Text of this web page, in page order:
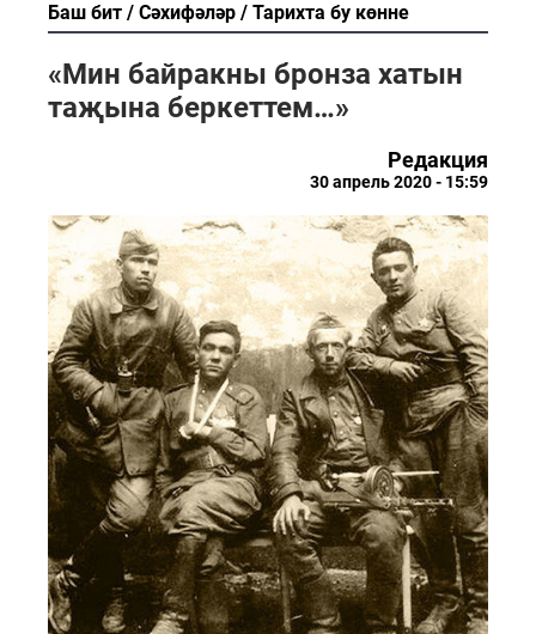
Баш бит Сәхифәләр Тарихта бу көнне
«Мин байракны бронза хатын
таҗына беркеттем…»
Редакция
30 апрель 2020 - 15:59